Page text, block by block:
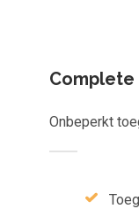
Complete
Onbeperkt